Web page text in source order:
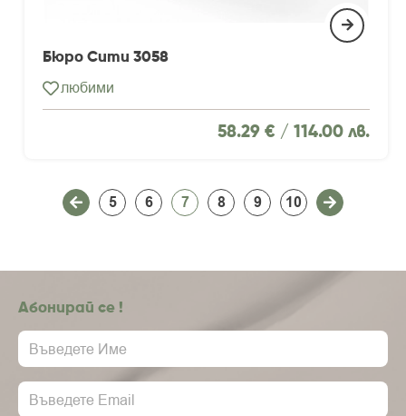
Бюро Сити 3058
любими
58.29 € / 114.00 лв.
5 6 7 8 9 10
Абонирай се !